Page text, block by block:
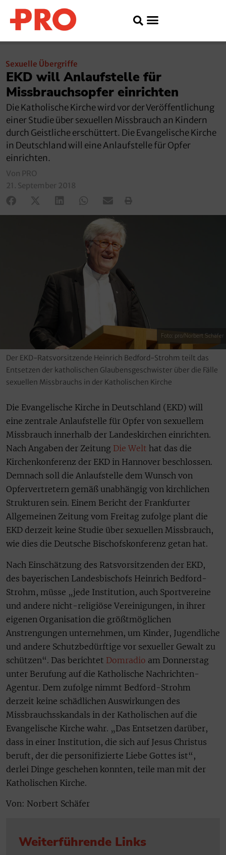
Sexuelle Übergriffe
EKD will Anlaufstelle für
Missbrauchsopfer einrichten
Die Katholische Kirche wird vor der Veröffentlichung
einer Studie über sexuellen Missbrauch an Kindern
durch Geistliche erschüttert. Die Evangelische Kirche
in Deutschland will eine Anlaufstelle für Opfer
einrichten.
Von PRO
21. September 2018
Foto: pro/Norbert Schäfer
Der EKD-Ratsvorsitzende Heinrich Bedford-Strohm teilt das
Entsetzen der katholischen Glaubensgeschwister über die Fälle
sexuellen Missbrauchs in der Katholischen Kirche
Die Evangelische Kirche in Deutschland (EKD) will
eine zentrale Anlaufstelle für Opfer von sexuellem
Missbrauch innerhalb der Landeskirchen einrichten.
Nach Angaben der Zeitung Die Welt hat das die
Kirchenkonferenz der EKD in Hannover beschlossen.
Demnach soll die Anlaufstelle dem Wunsch von
Opfervertretern gemäß unabhängig von kirchlichen
Strukturen sein. Einem Bericht der Frankfurter
Allgemeinen Zeitung vom Freitag zufolge plant die
EKD derzeit keine Studie über sexuellen Missbrauch,
wie dies die Deutsche Bischofskonferenz getan hat.
Nach Einschätzung des Ratsvorsitzenden der EKD,
des bayerischen Landesbischofs Heinrich Bedford-
Strohm, müsse „jede Institution, auch Sportvereine
und andere nicht-religiöse Vereinigungen, in ihrer
eigenen Organisation die größtmöglichen
Anstrengungen unternehmen, um Kinder, Jugendliche
und andere Schutzbedürftige vor sexueller Gewalt zu
schützen“. Das berichtet Domradio am Donnerstag
unter Berufung auf die Katholische Nachrichten-
Agentur. Dem zufolge nimmt Bedford-Strohm
derzeit keine schädlichen Auswirkungen des
Missbrauchsskandals in der Katholischen auf die
Evangelische Kirche wahr. „Das Entsetzen darüber,
dass in einer Institution, die sich auf Jesus Christus
beruft, der die personifizierte Liebe Gottes ist“,
derlei Dinge geschehen konnten, teile man mit der
Katholischen Kirche.
Von: Norbert Schäfer
Weiterführende Links